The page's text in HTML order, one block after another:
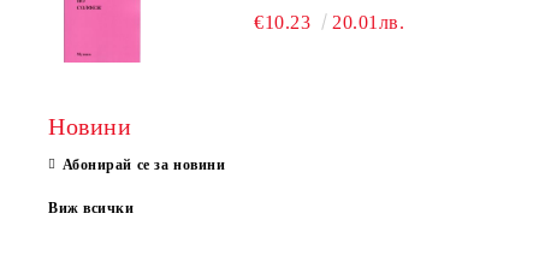
€10.23 20.01лв.
Новини
Абонирай се за новини
Виж всички